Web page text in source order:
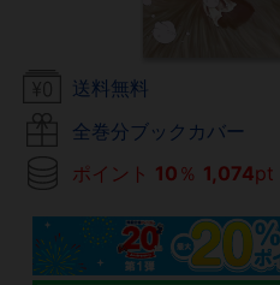
送料無料
全巻分ブックカバー
ポイント 10 ％ 1,074pt